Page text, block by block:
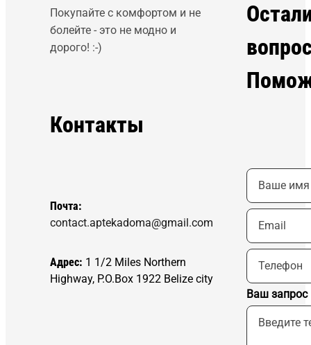
Покупайте с комфортом и не
болейте - это не модно и
дорого! :-)
Контакты
Почта:
contact.aptekadoma@gmail.com
Адрес: 1 1/2 Miles Northern
Highway, P.O.Box 1922 Belize city
Ваш запрос